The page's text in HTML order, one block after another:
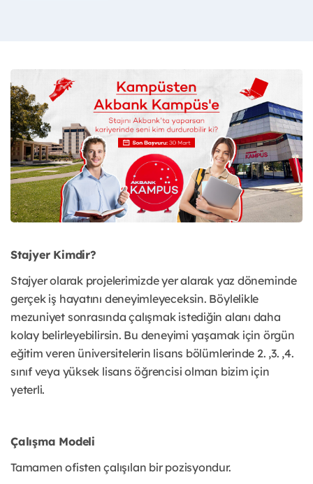
Stajyer Kimdir?
Stajyer olarak projelerimizde yer alarak yaz döneminde
gerçek iş hayatını deneyimleyeceksin. Böylelikle
mezuniyet sonrasında çalışmak istediğin alanı daha
kolay belirleyebilirsin. Bu deneyimi yaşamak için örgün
eğitim veren üniversitelerin lisans bölümlerinde 2. ,3. ,4.
sınıf veya yüksek lisans öğrencisi olman bizim için
yeterli.
Çalışma Modeli
Tamamen ofisten çalışılan bir pozisyondur.